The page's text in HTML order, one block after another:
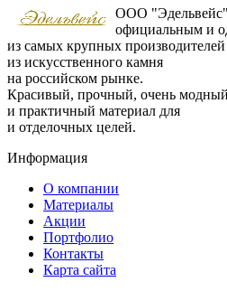
ООО "Эдельвейс"
официальным и
из самых крупных производителей
из искусственного камня
на российском рынке.
Красивый, прочный, очень модный
и практичный материал для
и отделочных целей.
Информация
О компании
Материалы
Акции
Портфолио
Контакты
Карта сайта